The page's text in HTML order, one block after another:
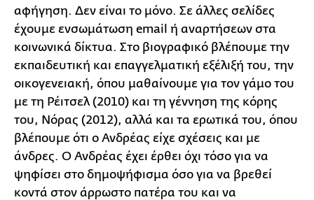
αφήγηση. Δεν είναι το μόνο. Σε άλλες σελίδες
έχουμε ενσωμάτωση email ή αναρτήσεων στα
κοινωνικά δίκτυα. Στο βιογραφικό βλέπουμε την
εκπαιδευτική και επαγγελματική εξέλιξή του, την
οικογενειακή, όπου μαθαίνουμε για τον γάμο του
με τη Ρέιτσελ (2010) και τη γέννηση της κόρης
του, Νόρας (2012), αλλά και τα ερωτικά του, όπου
βλέπουμε ότι ο Ανδρέας είχε σχέσεις και με
άνδρες. Ο Ανδρέας έχει έρθει όχι τόσο για να
ψηφίσει στο δημοψήφισμα όσο για να βρεθεί
κοντά στον άρρωστο πατέρα του και να